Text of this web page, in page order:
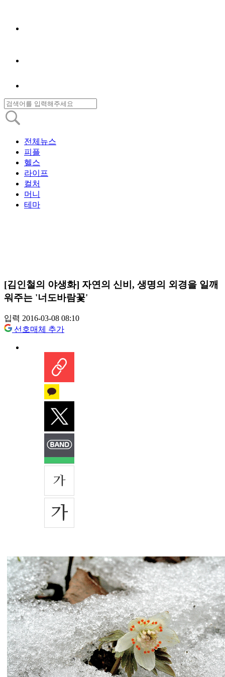
전체뉴스
피플
헬스
라이프
컬처
머니
테마
[김인철의 야생화] 자연의 신비, 생명의 외경을 일깨
워주는 '너도바람꽃'
입력 2016-03-08 08:10
선호매체 추가